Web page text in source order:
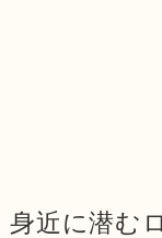
身近に潜む